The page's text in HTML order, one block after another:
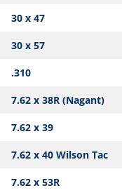
30 x 47
30 x 57
.310
7.62 x 38R (Nagant)
7.62 x 39
7.62 x 40 Wilson Tac
7.62 x 53R